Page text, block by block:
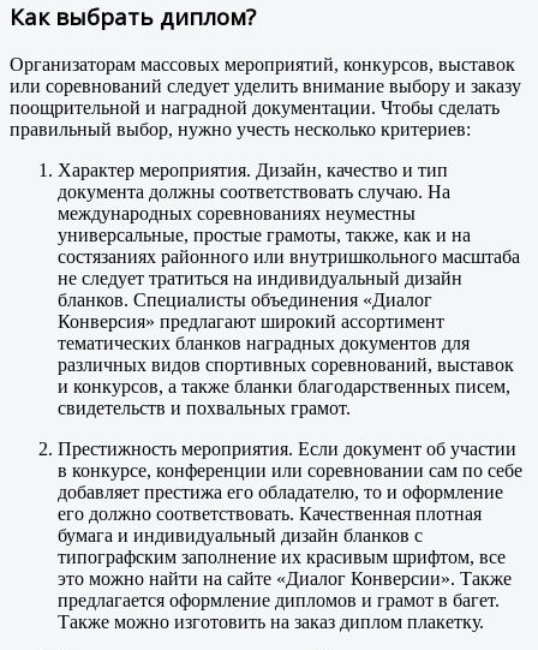
Как выбрать диплом?
Организаторам массовых мероприятий, конкурсов, выставок
или соревнований следует уделить внимание выбору и заказу
поощрительной и наградной документации. Чтобы сделать
правильный выбор, нужно учесть несколько критериев:
Характер мероприятия. Дизайн, качество и тип
документа должны соответствовать случаю. На
международных соревнованиях неуместны
универсальные, простые грамоты, также, как и на
состязаниях районного или внутришкольного масштаба
не следует тратиться на индивидуальный дизайн
бланков. Специалисты объединения «Диалог
Конверсия» предлагают широкий ассортимент
тематических бланков наградных документов для
различных видов спортивных соревнований, выставок
и конкурсов, а также бланки благодарственных писем,
свидетельств и похвальных грамот.
Престижность мероприятия. Если документ об участии
в конкурсе, конференции или соревновании сам по себе
добавляет престижа его обладателю, то и оформление
его должно соответствовать. Качественная плотная
бумага и индивидуальный дизайн бланков с
типографским заполнение их красивым шрифтом, все
это можно найти на сайте «Диалог Конверсии». Также
предлагается оформление дипломов и грамот в багет.
Также можно изготовить на заказ диплом плакетку.